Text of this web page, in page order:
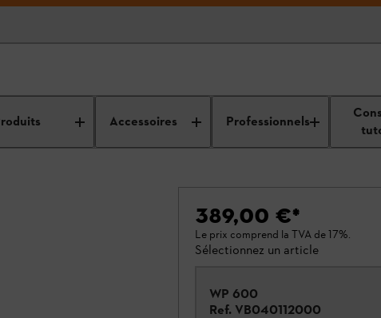
Accessoires Professionnels
389,00 €*
Le prix comprend la TVA de 17%.
Sélectionnez un article
WP 600
Ref. VB040112000